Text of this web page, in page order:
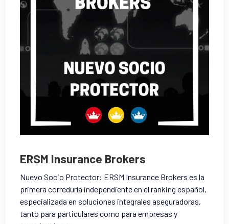
ERSM Insurance Brokers
Nuevo Socio Protector: ERSM Insurance Brokers es la
primera correduría independiente en el ranking español,
especializada en soluciones integrales aseguradoras,
tanto para particulares como para empresas y